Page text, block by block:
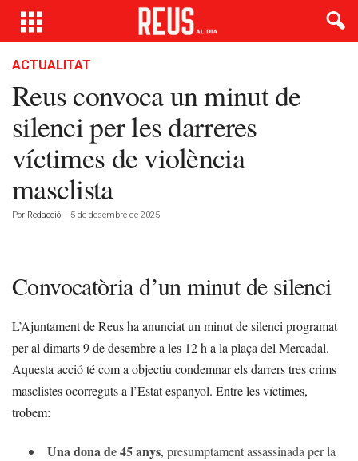
ACTUALITAT
Reus convoca un minut de
silenci per les darreres
víctimes de violència
masclista
Por Redacció - 5 de desembre de 2025
Convocatòria d’un minut de silenci
L’Ajuntament de Reus ha anunciat un minut de silenci programat
per al dimarts 9 de desembre a les 12 h a la plaça del Mercadal.
Aquesta acció té com a objectiu condemnar els darrers tres crims
masclistes ocorreguts a l’Estat espanyol. Entre les víctimes,
trobem:
Una dona de 45 anys, presumptament assassinada per la